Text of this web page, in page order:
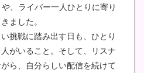
、ライバー一人ひとりに寄り
ました。
挑戦に踏み出す日も、ひとり
がいること。そして、リスナ
ら、自分らしい配信を続けて